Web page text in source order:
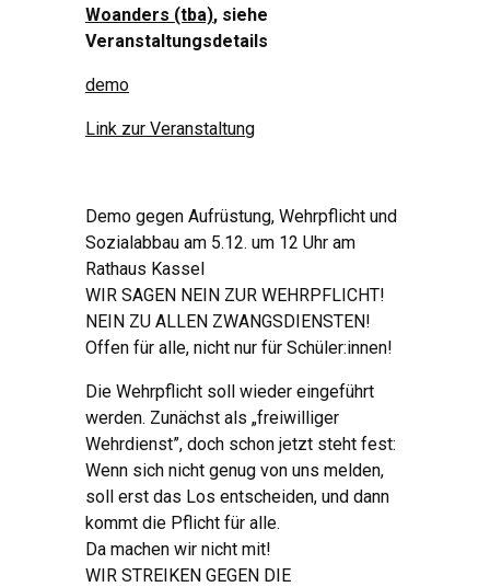
Woanders (tba), siehe
Veranstaltungsdetails
demo
Link zur Veranstaltung
Demo gegen Aufrüstung, Wehrpflicht und
Sozialabbau am 5.12. um 12 Uhr am
Rathaus Kassel
WIR SAGEN NEIN ZUR WEHRPFLICHT!
NEIN ZU ALLEN ZWANGSDIENSTEN!
Offen für alle, nicht nur für Schüler:innen!
Die Wehrpflicht soll wieder eingeführt
werden. Zunächst als „freiwilliger
Wehrdienst”, doch schon jetzt steht fest:
Wenn sich nicht genug von uns melden,
soll erst das Los entscheiden, und dann
kommt die Pflicht für alle.
Da machen wir nicht mit!
WIR STREIKEN GEGEN DIE